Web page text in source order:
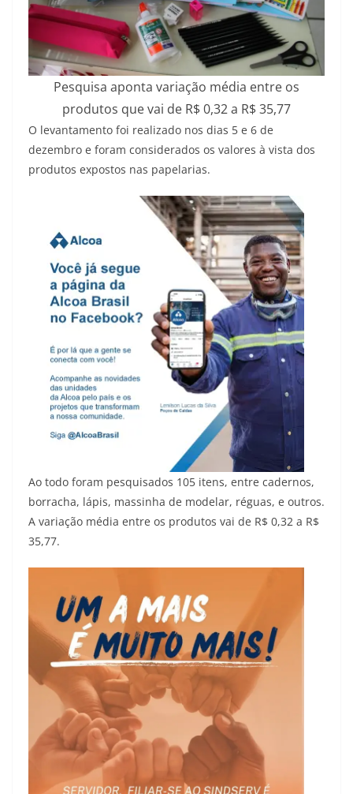
Pesquisa aponta variação média entre os
produtos que vai de R$ 0,32 a R$ 35,77
O levantamento foi realizado nos dias 5 e 6 de
dezembro e foram considerados os valores à vista dos
produtos expostos nas papelarias.
Ao todo foram pesquisados 105 itens, entre cadernos,
borracha, lápis, massinha de modelar, réguas, e outros.
A variação média entre os produtos vai de R$ 0,32 a R$
35,77.